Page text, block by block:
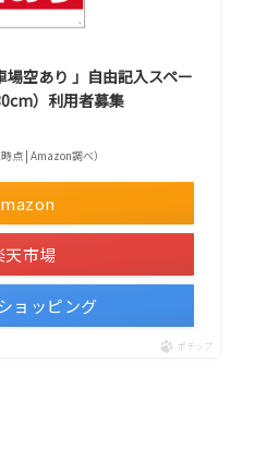
空あり 」自由記入スペー
）利用者募集
点 | Amazon調べ）
天市場
ョッピング
ポチップ